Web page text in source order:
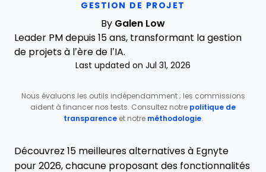
GESTION DE PROJET
By Galen Low
Leader PM depuis 15 ans, transformant la gestion
de projets à l’ère de l’IA.
Last updated on Jul 31, 2026
Nous évaluons les outils indépendamment ; les commissions
aident à financer nos tests. Consultez notre politique de
transparenceet notre méthodologie.
Découvrez 15 meilleures alternatives à Egnyte
pour 2026, chacune proposant des fonctionnalités